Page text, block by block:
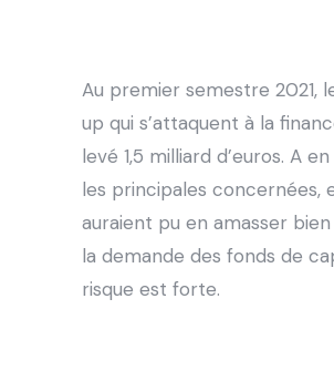
Au premier semestre 2021,
up qui s’attaquent à la
levé 1,5 milliard d’euros. A
les principales concernées,
auraient pu en amasser
la demande des fonds de
risque est forte.